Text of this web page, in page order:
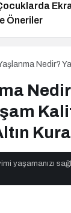
Öneriler
Nedir?
yaşamanızı